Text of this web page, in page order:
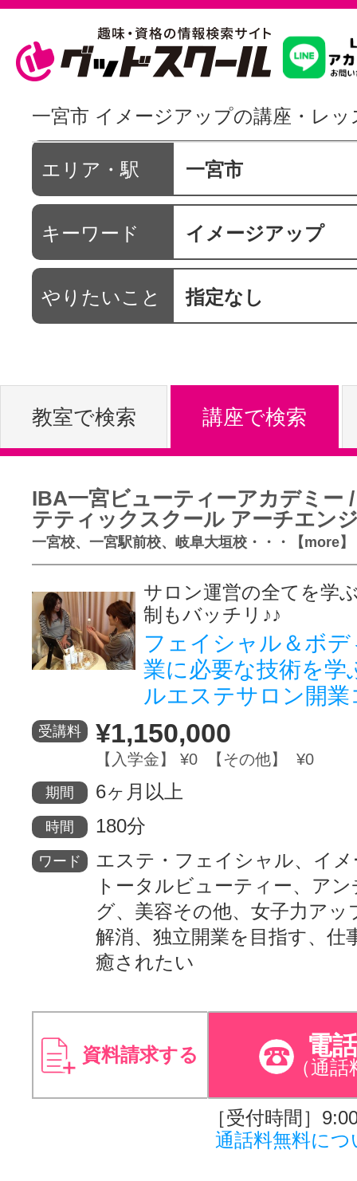
習いたいこ
スクールを
駅・路線か
通信講座を
体験レッス
やりたいこ
特集をみる
グッドスク
掲載のお問
サイトマッ
一宮市 イメージアップの講座・レッ
エリア・駅 一宮市
キーワード イメージアップ
やりたいこと 指定なし
教室で検索 講座で検索
IBA一宮ビューティーアカデミー
テティックスクール アーチエン
一宮校、一宮駅前校、岐阜大垣校・・・【more】
サロン運営の全てを学
制もバッチリ♪♪
フェイシャル＆ボ
業に必要な技術を学
ルエステサロン開業
受講料 ¥1,150,000
【入学金】 ¥0 【その他】 ¥0
期間 6ヶ月以上
時間 180分
ワード
エステ・フェイシャル、イ
トータルビューティー、ア
グ、美容その他、女子力アッ
解消、独立開業を目指す、仕
癒されたい
資料請求する 電
（通話
［受付時間］
通話料無料につ